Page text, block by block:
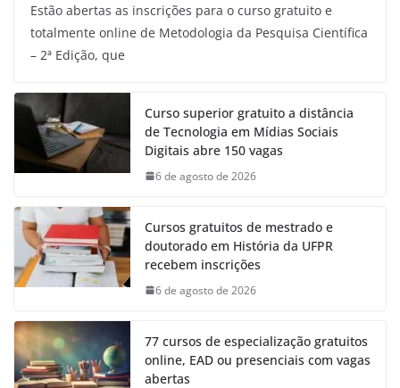
Estão abertas as inscrições para o curso gratuito e
totalmente online de Metodologia da Pesquisa Científica
– 2ª Edição, que
Curso superior gratuito a distância
de Tecnologia em Mídias Sociais
Digitais abre 150 vagas
6 de agosto de 2026
Cursos gratuitos de mestrado e
doutorado em História da UFPR
recebem inscrições
6 de agosto de 2026
77 cursos de especialização gratuitos
online, EAD ou presenciais com vagas
abertas